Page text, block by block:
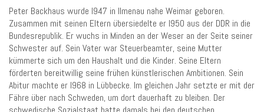
Peter Backhaus wurde l947 in Ilmenau nahe Weimar geboren.
Zusammen mit seinen Eltern übersiedelte er l950 aus der DDR in die
Bundesrepublik. Er wuchs in Minden an der Weser an der Seite seiner
Schwester auf. Sein Vater war Steuerbeamter, seine Mutter
kümmerte sich um den Haushalt und die Kinder. Seine Eltern
förderten bereitwillig seine frühen künstlerischen Ambitionen. Sein
Abitur machte er l968 in Lübbecke. Im gleichen Jahr setzte er mit der
Fähre über nach Schweden, um dort dauerhaft zu bleiben. Der